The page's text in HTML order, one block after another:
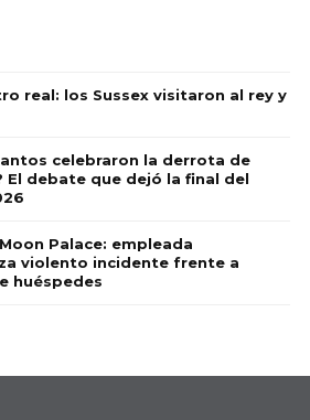
real: los Sussex visitaron al rey y
celebraron la derrota de
El debate que dejó la final del
Palace: empleada
violento incidente frente a
huéspedes